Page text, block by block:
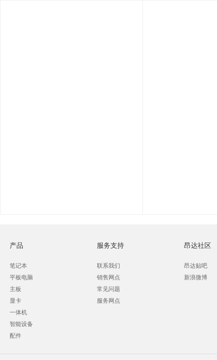
产品
笔记本
平板电脑
主板
显卡
一体机
智能设备
配件
服务支持
联系我们
销售网点
常见问题
服务网点
昂达社区
昂达贴吧
新浪微博